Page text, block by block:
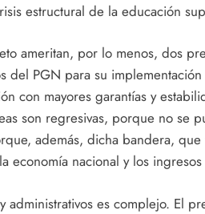
estructural de la educación
ameritan, por lo menos, dos
del PGN para su
con mayores garantías y
son regresivas, porque no se
además, dicha bandera,
economía nacional y los
administrativos es complejo. El